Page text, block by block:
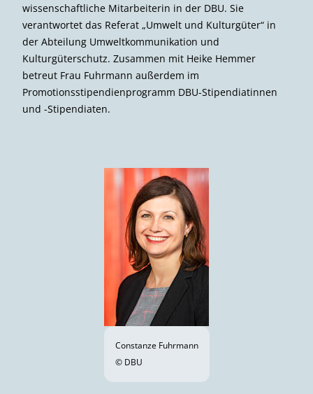
wissenschaftliche Mitarbeiterin in der DBU. Sie
verantwortet das Referat „Umwelt und Kulturgüter“ in
der Abteilung Umweltkommunikation und
Kulturgüterschutz. Zusammen mit Heike Hemmer
betreut Frau Fuhrmann außerdem im
Promotionsstipendienprogramm DBU-Stipendiatinnen
und -Stipendiaten.
Constanze Fuhrmann
© DBU